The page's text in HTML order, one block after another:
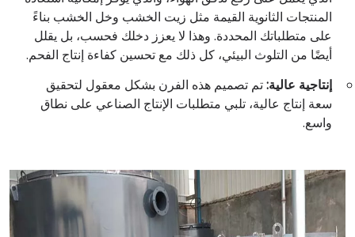
المنتجات الثانوية القيمة مثل زيت الخشب وخل الخشب بناءً
على متطلباتك المحددة. وهذا لا يعزز دخلك فحسب، بل يقلل
أيضًا من التلوث البيئي، كل ذلك مع تحسين كفاءة إنتاج الفحم.
إنتاجية عالية:تم تصميم هذه الفرن بشكل معقول لتحقيق
سعة إنتاج عالية، تلبي متطلبات الإنتاج الصناعي على نطاق
واسع.